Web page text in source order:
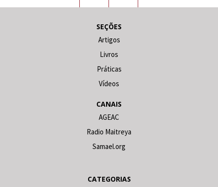
SEÇÕES
Artigos
Livros
Práticas
Vídeos
CANAIS
AGEAC
Radio Maitreya
Samael.org
CATEGORIAS